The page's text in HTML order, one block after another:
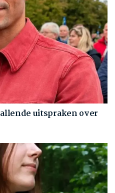
uitspraken over